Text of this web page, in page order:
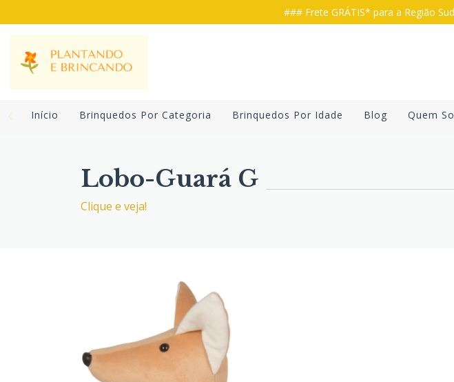
### Frete GRÁTIS* para a Região
Início Brinquedos Por Categoria Brinquedos Por Idade Blog Quem
Lobo-Guará G
Clique e veja!